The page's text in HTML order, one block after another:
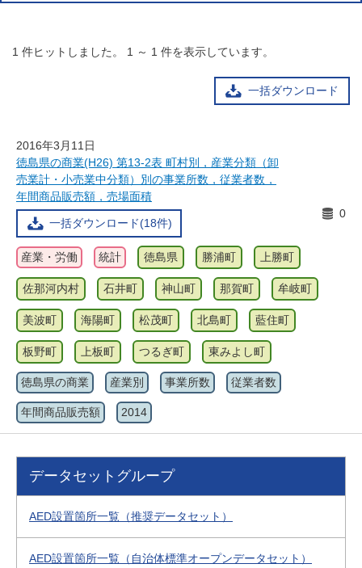
1 件ヒットしました。 1 ～ 1 件を表示しています。
一括ダウンロード
2016年3月11日
徳島県の商業(H26) 第13-2表 町村別，産業分類（卸
売業計・小売業中分類）別の事業所数，従業者数，
年間商品販売額，売場面積
一括ダウンロード(18件)
0
産業・労働 統計 徳島県 勝浦町 上勝町
佐那河内村 石井町 神山町 那賀町 牟岐町
美波町 海陽町 松茂町 北島町 藍住町
板野町 上板町 つるぎ町 東みよし町
徳島県の商業 産業別 事業所数 従業者数
年間商品販売額 2014
データセットグループ
AED設置箇所一覧（推奨データセット）
AED設置箇所一覧（自治体標準オープンデータセット）